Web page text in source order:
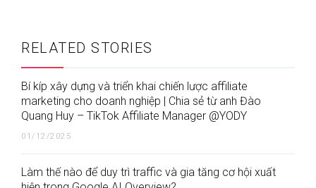
RELATED STORIES
Bí kíp xây dựng và triển khai chiến lược affiliate
marketing cho doanh nghiệp | Chia sẻ từ anh Đào
Quang Huy – TikTok Affiliate Manager @YODY
01/12/2025
Làm thế nào để duy trì traffic và gia tăng cơ hội xuất